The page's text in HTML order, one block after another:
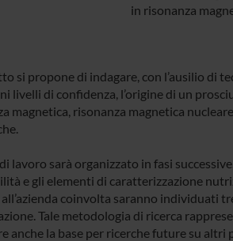
in risonanza
si propone di indagare, con l’ausilio di
livelli di confidenza, l’origine di un
magnetica, risonanza magnetica
lavoro sarà organizzato in fasi
e gli elementi di caratterizzazione
all’azienda coinvolta saranno individuati
Tale metodologia di ricerca
anche la base per ricerche future su